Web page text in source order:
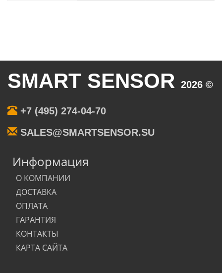
SMART SENSOR 2026 ©
+7 (495) 274-04-70
SALES@SMARTSENSOR.SU
Информация
О КОМПАНИИ
ДОСТАВКА
ОПЛАТА
ГАРАНТИЯ
КОНТАКТЫ
КАРТА САЙТА